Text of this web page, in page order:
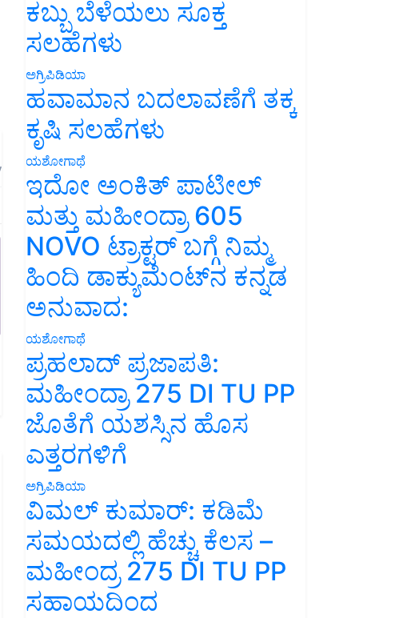
ಕಬ್ಬು ಬೆಳೆಯಲು ಸೂಕ್ತ
ಸಲಹೆಗಳು
ಅಗ್ರಿಪಿಡಿಯಾ
ಹವಾಮಾನ ಬದಲಾವಣೆಗೆ ತಕ್ಕ
ಕೃಷಿ ಸಲಹೆಗಳು
ಯಶೋಗಾಥೆ
ಇದೋ ಅಂಕಿತ್ ಪಾಟೀಲ್
ಮತ್ತು ಮಹೀಂದ್ರಾ 605
NOVO ಟ್ರಾಕ್ಟರ್ ಬಗ್ಗೆ ನಿಮ್ಮ
ಹಿಂದಿ ಡಾಕ್ಯುಮೆಂಟ್‌ನ ಕನ್ನಡ
ಅನುವಾದ:
ಯಶೋಗಾಥೆ
ಪ್ರಹಲಾದ್ ಪ್ರಜಾಪತಿ:
ಮಹೀಂದ್ರಾ 275 DI TU PP
ಜೊತೆಗೆ ಯಶಸ್ಸಿನ ಹೊಸ
ಎತ್ತರಗಳಿಗೆ
ಅಗ್ರಿಪಿಡಿಯಾ
ವಿಮಲ್ ಕುಮಾರ್: ಕಡಿಮೆ
ಸಮಯದಲ್ಲಿ ಹೆಚ್ಚು ಕೆಲಸ –
ಮಹೀಂದ್ರ 275 DI TU PP
ಸಹಾಯದಿಂದ